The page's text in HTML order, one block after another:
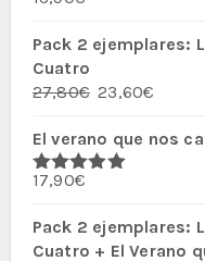
5
Pack 2 ejemplares:
Cuatro
27,80€ El
original
era:
23,60€
El verano que nos
Valorado
5
17,90€
Pack 2 ejemplares:
Cuatro + El Verano